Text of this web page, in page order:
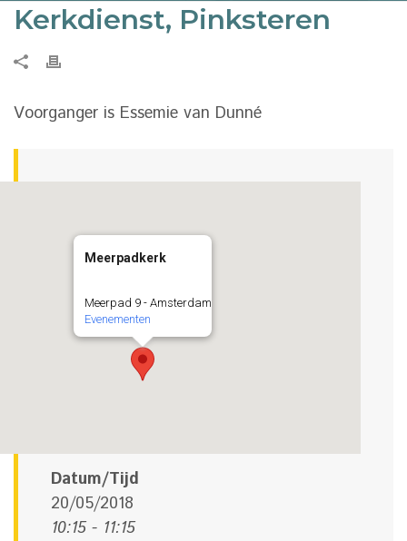
Kerkdienst, Pinksteren
Voorganger is Essemie van Dunné
Meerpadkerk
Meerpad 9 - Amsterdam
Evenementen
Datum/Tijd
20/05/2018
10:15 - 11:15